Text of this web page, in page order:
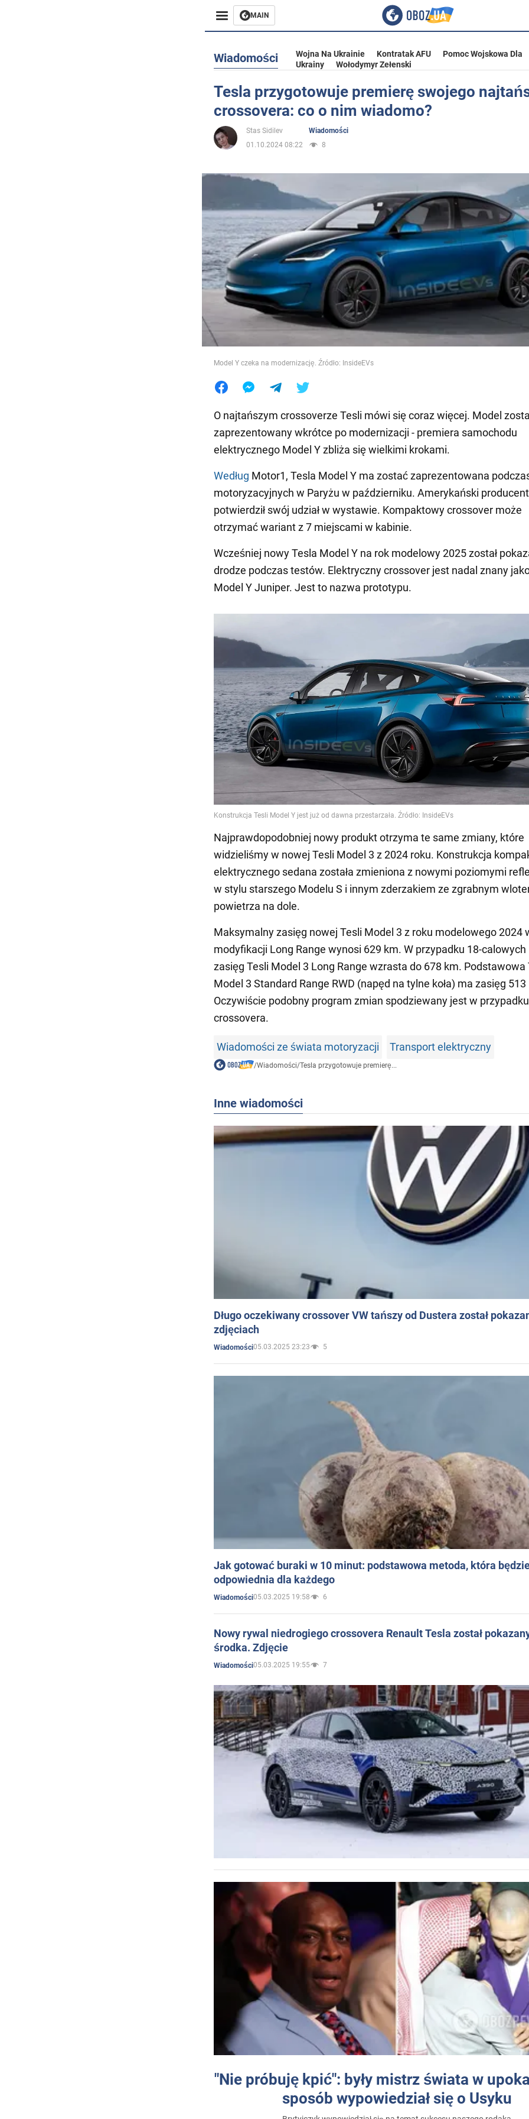
MAIN
Rozrywka
Życie
Społeczeństwo
Wojna na Ukrainie
Świat
Jedzenie
Wiadomości Wojna Na Ukrainie Kontratak AFU
Pomoc Wojskowa Dla
Ukrainy
Wołodymyr Zełenski
Tesla przygotowuje premierę swojego
crossovera: co o nim wiadomo?
Stas Sidilev
Wiadomości
01.10.2024 08:22
8
Model Y czeka na modernizację. Źródło: InsideEVs
O najtańszym crossoverze Tesli mówi się coraz więcej. Model
zaprezentowany wkrótce po modernizacji - premiera samochodu
elektrycznego Model Y zbliża się wielkimi krokami.
Według Motor1, Tesla Model Y ma zostać zaprezentowana
motoryzacyjnych w Paryżu w październiku. Amerykański producent
potwierdził swój udział w wystawie. Kompaktowy crossover może
otrzymać wariant z 7 miejscami w kabinie.
Wcześniej nowy Tesla Model Y na rok modelowy 2025 został
drodze podczas testów. Elektryczny crossover jest nadal znany
Model Y Juniper. Jest to nazwa prototypu.
Najprawdopodobniej nowy produkt otrzyma te same zmiany, które
widzieliśmy w nowej Tesli Model 3 z 2024 roku. Konstrukcja
elektrycznego sedana została zmieniona z nowymi poziomymi
w stylu starszego Modelu S i innym zderzakiem ze zgrabnym
powietrza na dole.
Maksymalny zasięg nowej Tesli Model 3 z roku modelowego 2024
modyfikacji Long Range wynosi 629 km. W przypadku 18-calowych
zasięg Tesli Model 3 Long Range wzrasta do 678 km. Podstawowa
Model 3 Standard Range RWD (napęd na tylne koła) ma zasięg
Oczywiście podobny program zmian spodziewany jest w przypadku
crossovera.
Wiadomości ze świata motoryzacji Transport elektryczny
/Wiadomości/Tesla przygotowuje premierę...
Inne wiadomości
Długo oczekiwany crossover VW tańszy od Dustera został
zdjęciach
Wiadomości05.03.2025 23:23 5
Jak gotować buraki w 10 minut: podstawowa metoda, która
odpowiednia dla każdego
Wiadomości05.03.2025 19:58 6
Nowy rywal niedrogiego crossovera Renault Tesla został
środka. Zdjęcie
Wiadomości05.03.2025 19:55 7
"Nie próbuję kpić": były mistrz świata w
sposób wypowiedział się o Usyku